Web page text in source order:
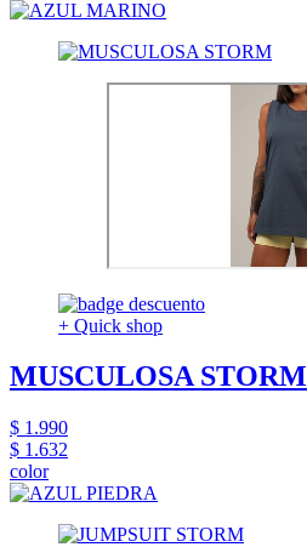
+ Quick shop
MUSCULOSA STORM
$ 1.990
$ 1.632
color